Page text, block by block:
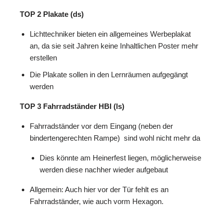
TOP 2 Plakate (ds)
Lichttechniker bieten ein allgemeines Werbeplakat
an, da sie seit Jahren keine Inhaltlichen Poster mehr
erstellen
Die Plakate sollen in den Lernräumen aufgegängt
werden
TOP 3 Fahrradständer HBI (ls)
Fahrradständer vor dem Eingang (neben der
bindertengerechten Rampe) sind wohl nicht mehr da
Dies könnte am Heinerfest liegen, möglicherweise
werden diese nachher wieder aufgebaut
Allgemein: Auch hier vor der Tür fehlt es an
Fahrradständer, wie auch vorm Hexagon.